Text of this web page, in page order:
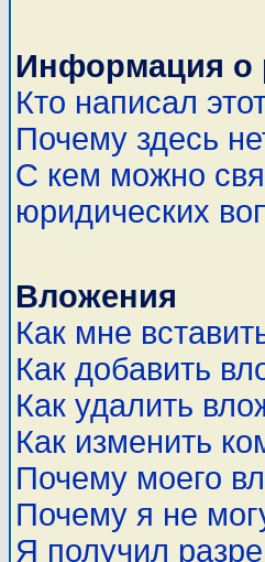
Информация о
Кто написал
Почему здесь
С кем можно
юридических
Вложения
Как мне
Как добавить
Как удалить
Как изменить
Почему моего
Почему я не
Я получил